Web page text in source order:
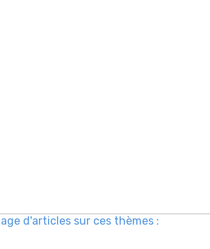
d'articles sur ces thèmes :